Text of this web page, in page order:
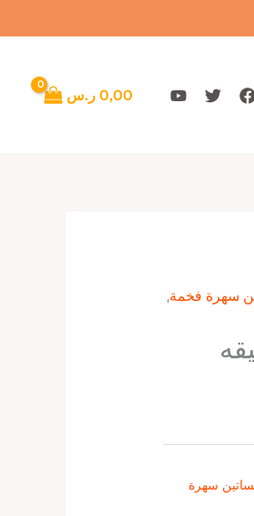
0,00 ر.س
سهرة فخمة,
سهرة